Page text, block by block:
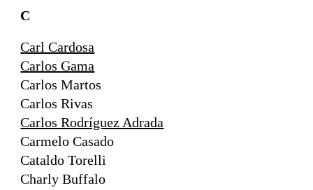
C
Carl Cardosa
Carlos Gama
Carlos Martos
Carlos Rivas
Carlos Rodríguez Adrada
Carmelo Casado
Cataldo Torelli
Charly Buffalo